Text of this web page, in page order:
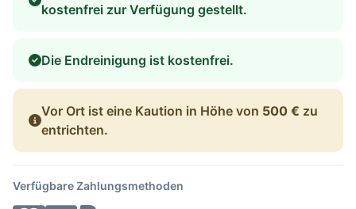
kostenfrei zur Verfügung gestellt.
Die Endreinigung ist kostenfrei.
Vor Ort ist eine Kaution in Höhe von 500 € zu
entrichten.
Verfügbare Zahlungsmethoden